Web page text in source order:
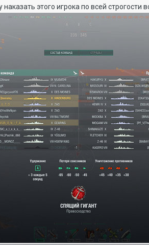
этого игрока по всей